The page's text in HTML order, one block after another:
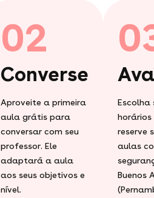
02
Converse
Aproveite a primeira
aula grátis para
conversar com seu
professor. Ele
adaptará a aula
aos seus objetivos e
nível.
Escolha
horários
reserve
aulas
Buenos